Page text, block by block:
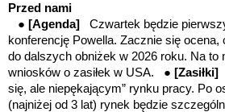
Przed nami
● [Agenda]
Czwartek będzie
konferencję Powella. Zacznie się
do dalszych obniżek w 2026 roku. Na to
wniosków o zasiłek w USA. ● [Zasiłki]
się, ale niepękającym” rynku pracy. Po
(najniżej od 3 lat) rynek będzie